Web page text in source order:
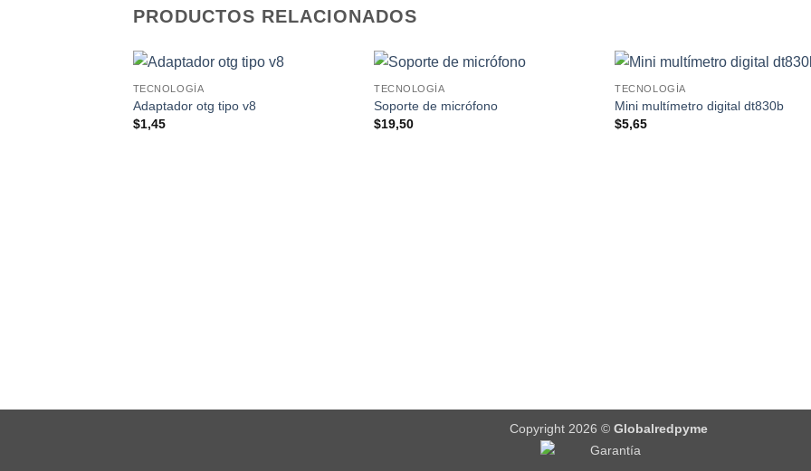
PRODUCTOS RELACIONADOS
TECNOLOGÍA
Adaptador otg tipo v8
$1,45
TECNOLOGÍA
Soporte de micrófono
$19,50
TECNOLOGÍA
Mini multímetro digital dt830b
$5,65
Copyright 2026 © Globalredpyme